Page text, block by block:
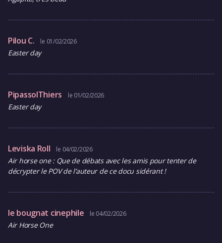
Pilou C. le 01/02/2026
Easter day
PipassolThiers le 01/02/2026
Easter day
Leviska Roll le 04/02/2026
Air horse one : Que de débats avec les amis pour tenter de
décrypter le POV de l’auteur de ce docu sidérant !
le bougnat cinephile le 04/02/2026
Air Horse One